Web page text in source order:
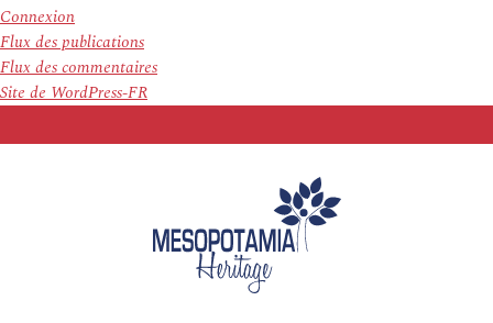
Connexion
Flux des publications
Flux des commentaires
Site de WordPress-FR